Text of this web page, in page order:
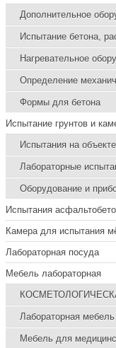
Дополнительное
Испытание бетона,
Нагревательное
Определение
Формы для бетона
Испытание грунтов и
Испытания на объекте
Лабораторные
Оборудование и
Испытания
Камера для испытания
Лабораторная посуда
Мебель лабораторная
Лабораторная мебель
Мебель для